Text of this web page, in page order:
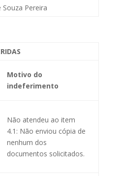
Pereira
Motivo do
indeferimento
Não atendeu ao item
4.1: Não enviou cópia de
nenhum dos
documentos solicitados.